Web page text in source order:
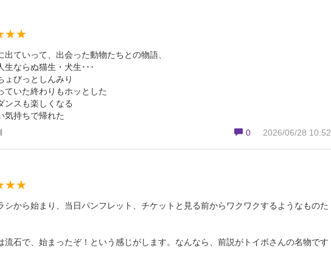
出ていって、出会った動物たちとの物語、
生ならぬ猫生・犬生･･･
ょびっとしんみり
ていた終わりもホッとした
ンスも楽しくなる
気持ちで帰れた
0
2026/06/28 10:52
シから始まり、当日パンフレット、チケットと見る前からワクワクするようなものた
流石で、始まったぞ！という感じがします。なんなら、前説がトイボさんの名物です